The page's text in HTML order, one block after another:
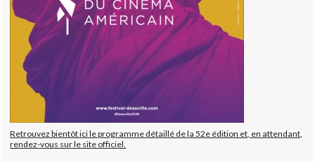
Retrouvez bientôt ici le programme détaillé de la 52e édition et, en attendant,
rendez-vous sur le site officiel.